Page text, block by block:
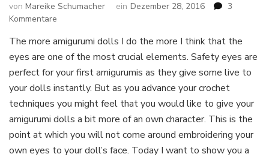
von Mareike Schumacher ein Dezember 28, 2016
3
Kommentare
Tutorial:
How
to
big
comic
eyes
for
masculin
The more amigurumi dolls I do the more I think that the
eyes are one of the most crucial elements. Safety eyes are
perfect for your first amigurumis as they give some live to
your dolls instantly. But as you advance your crochet
techniques you might feel that you would like to give your
amigurumi dolls a bit more of an own character. This is the
point at which you will not come around embroidering your
own eyes to your doll’s face. Today I want to show you a